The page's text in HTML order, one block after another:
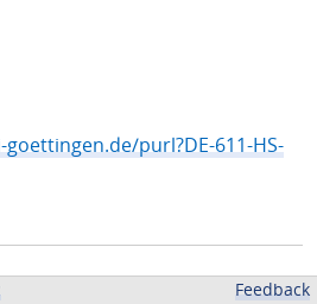
purl?DE-611-HS-
Feedback